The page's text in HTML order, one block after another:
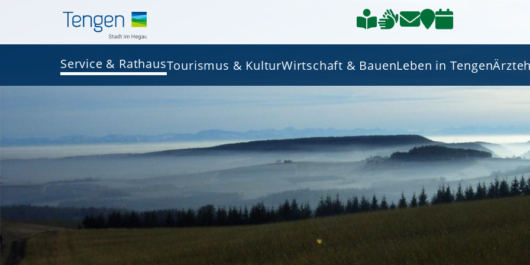
Service & RathausTourismus & KulturWirtschaft & BauenLeben in Tengen